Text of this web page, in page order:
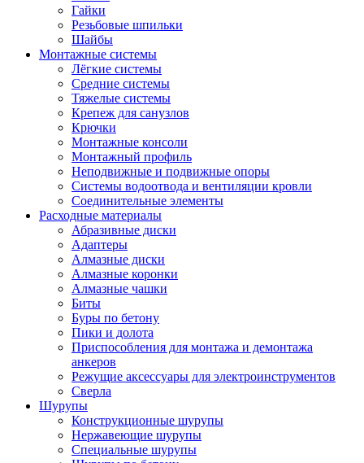
Гайки
Резьбовые шпильки
Шайбы
Монтажные системы
Лёгкие системы
Средние системы
Тяжелые системы
Крепеж для санузлов
Крючки
Монтажные консоли
Монтажный профиль
Неподвижные и подвижные опоры
Системы водоотвода и вентиляции кровли
Соединительные элементы
Расходные материалы
Абразивные диски
Адаптеры
Алмазные диски
Алмазные коронки
Алмазные чашки
Биты
Буры по бетону
Пики и долота
Приспособления для монтажа и демонтажа
анкеров
Режущие аксессуары для электроинструментов
Сверла
Шурупы
Конструкционные шурупы
Нержавеющие шурупы
Специальные шурупы